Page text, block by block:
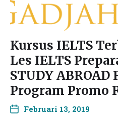
Kursus IELTS
Les IELTS
STUDY ABROAD
Program Promo
Februari 13, 2019